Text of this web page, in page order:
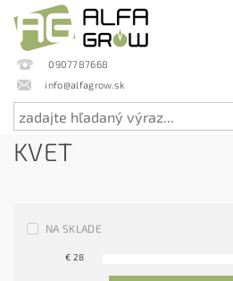
0907787668
info@alfagrow.sk
KVET
NA SKLADE
€ 28